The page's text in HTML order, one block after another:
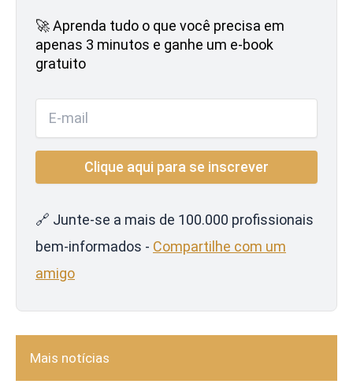
🚀 Aprenda tudo o que você precisa em
apenas 3 minutos e ganhe um e-book
gratuito
🔗 Junte-se a mais de 100.000 profissionais
bem-informados - Compartilhe com um
amigo
Mais notícias